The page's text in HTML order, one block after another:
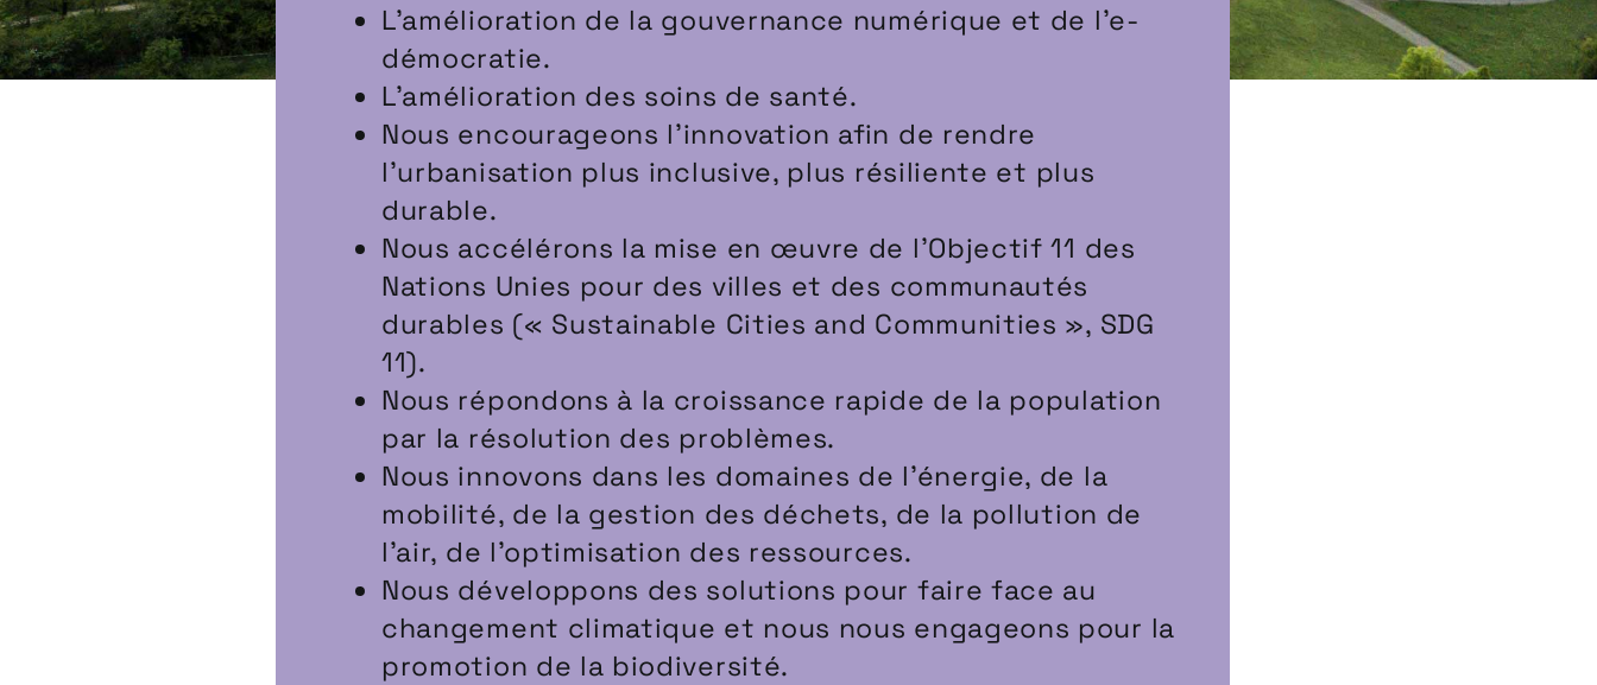
L’amélioration de la gouvernance numérique et de l’e-
démocratie.
L’amélioration des soins de santé.
Nous encourageons l’innovation afin de rendre
l’urbanisation plus inclusive, plus résiliente et plus
durable.
Nous accélérons la mise en œuvre de l’Objectif 11 des
Nations Unies pour des villes et des communautés
durables (« Sustainable Cities and Communities », SDG
11).
Nous répondons à la croissance rapide de la population
par la résolution des problèmes.
Nous innovons dans les domaines de l’énergie, de la
mobilité, de la gestion des déchets, de la pollution de
l’air, de l’optimisation des ressources.
Nous développons des solutions pour faire face au
changement climatique et nous nous engageons pour la
promotion de la biodiversité.